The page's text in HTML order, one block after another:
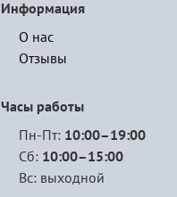
Информация
О нас
Отзывы
Часы работы
Пн-Пт: 10:00–19:00
Сб: 10:00–15:00
Вс: выходной